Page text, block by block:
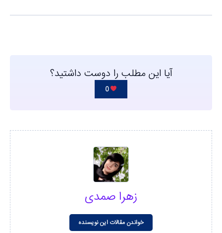
آیا این مطلب را دوست داشتید؟
0
زهرا صمدی
خواندن مقالات این نویسنده